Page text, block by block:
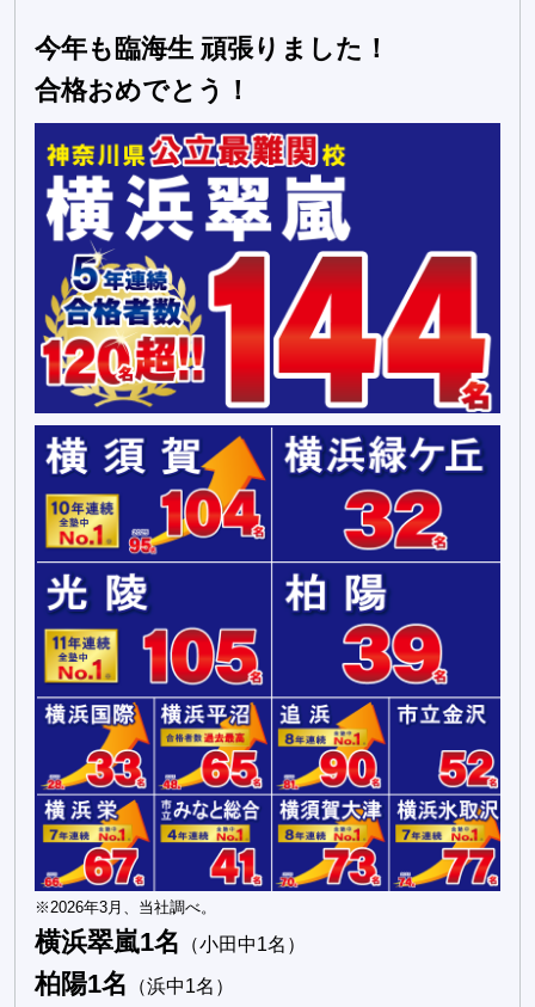
今年も臨海生 頑張りました！
合格おめでとう！
※2026年3月、当社調べ。
横浜翠嵐1名 （小田中1名）
柏陽1名 （浜中1名）